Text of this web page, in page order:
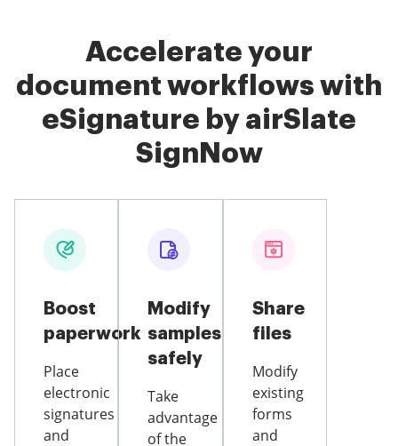
Accelerate your
document workflows with
eSignature by airSlate
SignNow
Boost
paperwork
Place
electronic
signatures
and
Modify
samples
safely
Take
advantage
of the
Share
files
Modify
existing
forms
and